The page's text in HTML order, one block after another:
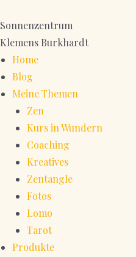
Inhalt
springen
Sonnenzentrum
Klemens Burkhardt
Home
Blog
Meine Themen
Zen
Kurs in Wundern
Coaching
Kreatives
Zentangle
Fotos
Lomo
Tarot
Produkte